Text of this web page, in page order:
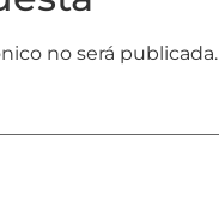
no será publicada.